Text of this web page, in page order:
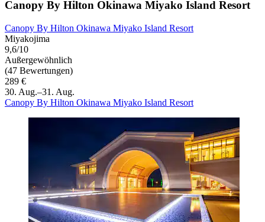
Canopy By Hilton Okinawa Miyako Island Resort
Canopy By Hilton Okinawa Miyako Island Resort
Miyakojima
9,6/10
Außergewöhnlich
(47 Bewertungen)
289 €
30. Aug.–31. Aug.
Canopy By Hilton Okinawa Miyako Island Resort